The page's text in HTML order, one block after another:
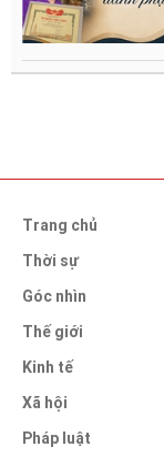
Trang chủ
Thời sự
Góc nhìn
Thế giới
Kinh tế
Xã hội
Pháp luật